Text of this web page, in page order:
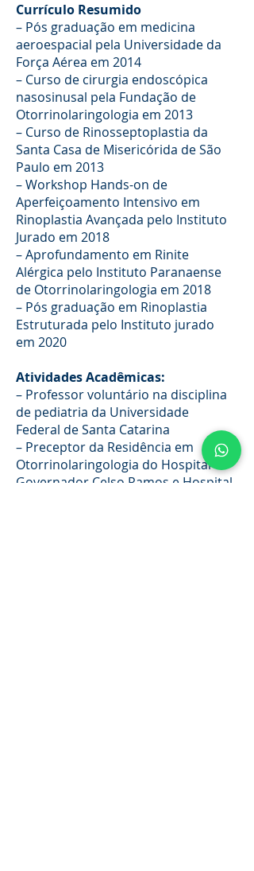
Currículo Resumido
– Pós graduação em medicina
aeroespacial pela Universidade da
Força Aérea em 2014
– Curso de cirurgia endoscópica
nasosinusal pela Fundação de
Otorrinolaringologia em 2013
– Curso de Rinosseptoplastia da
Santa Casa de Misericórida de São
Paulo em 2013
– Workshop Hands-on de
Aperfeiçoamento Intensivo em
Rinoplastia Avançada pelo Instituto
Jurado em 2018
– Aprofundamento em Rinite
Alérgica pelo Instituto Paranaense
de Otorrinolaringologia em 2018
– Pós graduação em Rinoplastia
Estruturada pelo Instituto jurado
em 2020
Atividades Acadêmicas:
– Professor voluntário na disciplina
de pediatria da Universidade
Federal de Santa Catarina
– Preceptor da Residência em
Otorrinolaringologia do Hospital
Governador Celso Ramos e Hospital